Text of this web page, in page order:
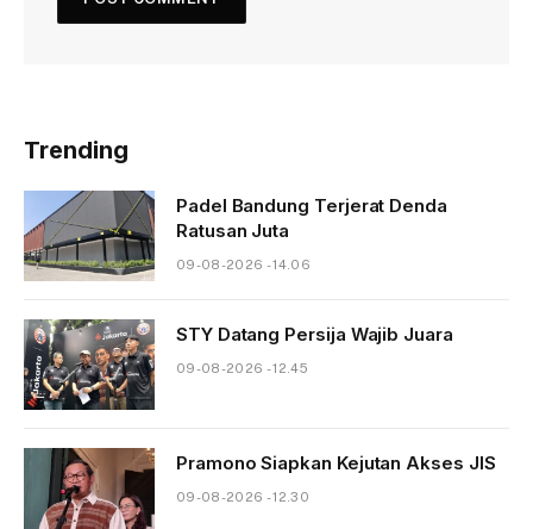
Trending
Padel Bandung Terjerat Denda
Ratusan Juta
09-08-2026 - 14.06
STY Datang Persija Wajib Juara
09-08-2026 - 12.45
Pramono Siapkan Kejutan Akses JIS
09-08-2026 - 12.30